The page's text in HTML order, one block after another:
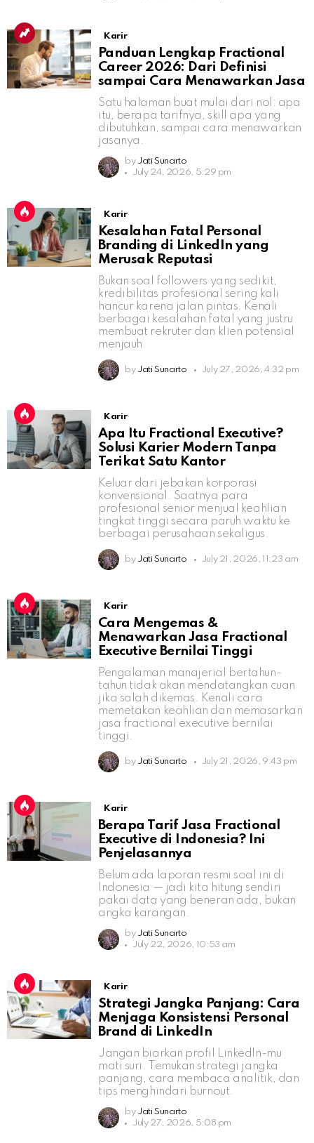
Karir
Panduan Lengkap Fractional
Career 2026: Dari Definisi
sampai Cara Menawarkan Jasa
Satu halaman buat mulai dari nol: apa
itu, berapa tarifnya, skill apa yang
dibutuhkan, sampai cara menawarkan
jasanya.
by Jati Sunarto
July 24, 2026, 5:29 pm
Karir
Kesalahan Fatal Personal
Branding di LinkedIn yang
Merusak Reputasi
Bukan soal followers yang sedikit,
kredibilitas profesional sering kali
hancur karena jalan pintas. Kenali
berbagai kesalahan fatal yang justru
membuat rekruter dan klien potensial
menjauh.
by Jati Sunarto July 27, 2026, 4:32 pm
Karir
Apa Itu Fractional Executive?
Solusi Karier Modern Tanpa
Terikat Satu Kantor
Keluar dari jebakan korporasi
konvensional. Saatnya para
profesional senior menjual keahlian
tingkat tinggi secara paruh waktu ke
berbagai perusahaan sekaligus.
by Jati Sunarto July 21, 2026, 11:23 am
Karir
Cara Mengemas &
Menawarkan Jasa Fractional
Executive Bernilai Tinggi
Pengalaman manajerial bertahun-
tahun tidak akan mendatangkan cuan
jika salah dikemas. Kenali cara
memetakan keahlian dan memasarkan
jasa fractional executive bernilai
tinggi.
by Jati Sunarto July 21, 2026, 9:43 pm
Karir
Berapa Tarif Jasa Fractional
Executive di Indonesia? Ini
Penjelasannya
Belum ada laporan resmi soal ini di
Indonesia — jadi kita hitung sendiri
pakai data yang beneran ada, bukan
angka karangan.
by Jati Sunarto
July 22, 2026, 10:53 am
Karir
Strategi Jangka Panjang: Cara
Menjaga Konsistensi Personal
Brand di LinkedIn
Jangan biarkan profil LinkedIn-mu
mati suri. Temukan strategi jangka
panjang, cara membaca analitik, dan
tips menghindari burnout.
by Jati Sunarto
July 27, 2026, 5:08 pm